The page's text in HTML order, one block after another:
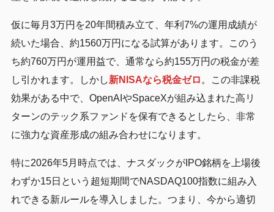
仮に毎月3万円を20年間積み立て、年利7%の運用成績が
続いた場合、約1560万円になる試算があります。このう
ち約760万円が運用益で、通常なら約155万円の税金が差
し引かれます。しかし新NISAなら税金ゼロ。この非課税
効果がある中で、OpenAIやSpaceXが組み込まれた高リ
ターンのテック系ファンドを保有できるとしたら、非常
に強力な資産形成の組み合わせになります。
特に2026年5月時点では、ナスダックがIPO銘柄を上場後
わずか15日という超短期間でNASDAQ100指数に組み入
れできる新ルールを導入しました。つまり、今から適切